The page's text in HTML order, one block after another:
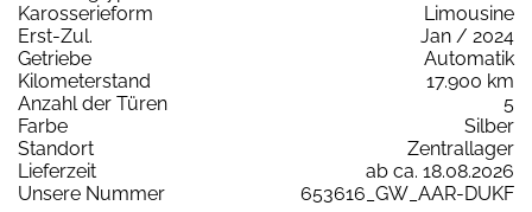
Karosserieform
Limousine
Erst-Zul.
Jan / 2024
Getriebe
Automatik
Kilometerstand
17.900 km
Anzahl der Türen
5
Farbe
Silber
Standort
Zentrallager
Lieferzeit
ab ca. 18.08.2026
Unsere Nummer
653616_GW_AAR-DUKF